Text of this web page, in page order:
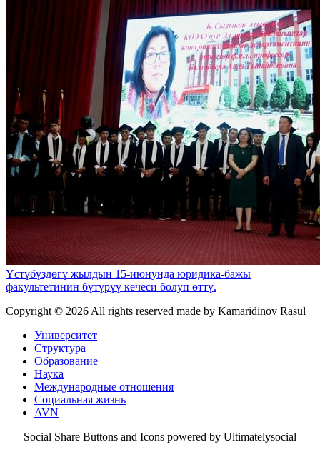
Үстүбүздөгү жылдын 15-июнунда юридика-бажы
факультетинин бүтүрүү кечеси болуп өттү.
Copyright © 2026 All rights reserved made by Kamaridinov Rasul
Университет
Структура
Образование
Наука
Международные отношения
Социальная жизнь
AVN
Social Share Buttons and Icons powered by Ultimatelysocial